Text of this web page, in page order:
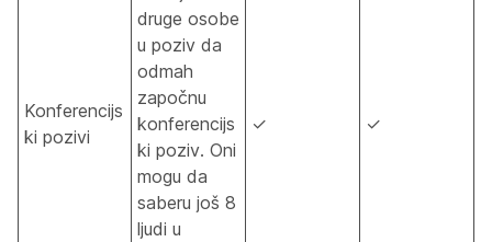
Konferencijs
ki pozivi
druge osobe
u poziv da
odmah
započnu
konferencijs
ki poziv. Oni
mogu da
saberu još 8
ljudi u
✓ ✓